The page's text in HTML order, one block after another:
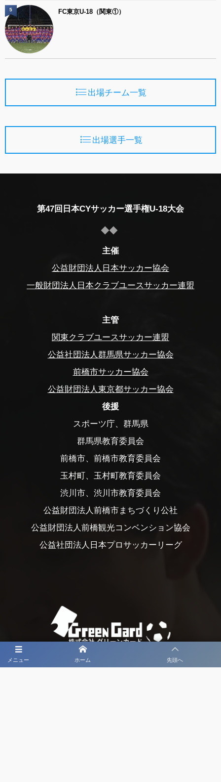
FC東京U-18（関東①）
5
出場チーム一覧
出場選手一覧
メニュー ホーム 先頭へ
第47回日本CYサッカー選手権U-18大会
主催
公益財団法人日本サッカー協会
一般財団法人日本クラブユースサッカー連盟
主管
関東クラブユースサッカー連盟
公益社団法人群馬県サッカー協会
前橋市サッカー協会
公益財団法人東京都サッカー協会
後援
スポーツ庁、群馬県
群馬県教育委員会
前橋市、前橋市教育委員会
玉村町、玉村町教育委員会
渋川市、渋川市教育委員会
公益財団法人前橋市まちづくり公社
公益財団法人前橋観光コンベンション協会
公益社団法人日本プロサッカーリーグ